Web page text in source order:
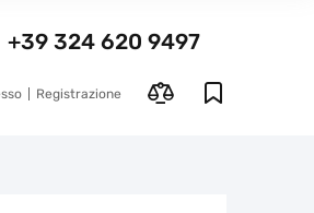
+39 324 620 9497
Registrazione